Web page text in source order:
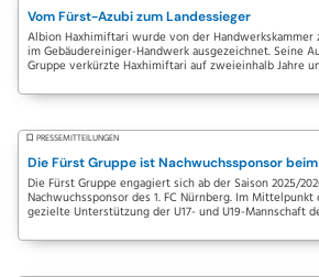
Vom Fürst-Azubi zum Landessieger
Albion Haxhimiftari wurde von der Handwerkskammer
im Gebäudereiniger-Handwerk ausgezeichnet. Seine
Gruppe verkürzte Haxhimiftari auf zweieinhalb Jahre
PRESSEMITTEILUNGEN
Die Fürst Gruppe ist Nachwuchssponsor beim
Die Fürst Gruppe engagiert sich ab der Saison 2025/
Nachwuchssponsor des 1. FC Nürnberg. Im
gezielte Unterstützung der U17- und U19-Mannschaft